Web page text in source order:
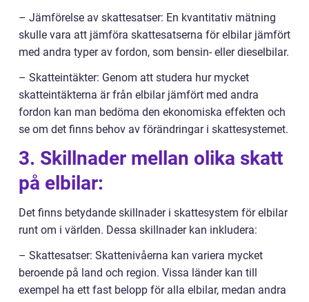
– Jämförelse av skattesatser: En kvantitativ mätning
skulle vara att jämföra skattesatserna för elbilar jämfört
med andra typer av fordon, som bensin- eller dieselbilar.
– Skatteintäkter: Genom att studera hur mycket
skatteintäkterna är från elbilar jämfört med andra
fordon kan man bedöma den ekonomiska effekten och
se om det finns behov av förändringar i skattesystemet.
3. Skillnader mellan olika skatt
på elbilar:
Det finns betydande skillnader i skattesystem för elbilar
runt om i världen. Dessa skillnader kan inkludera:
– Skattesatser: Skattenivåerna kan variera mycket
beroende på land och region. Vissa länder kan till
exempel ha ett fast belopp för alla elbilar, medan andra